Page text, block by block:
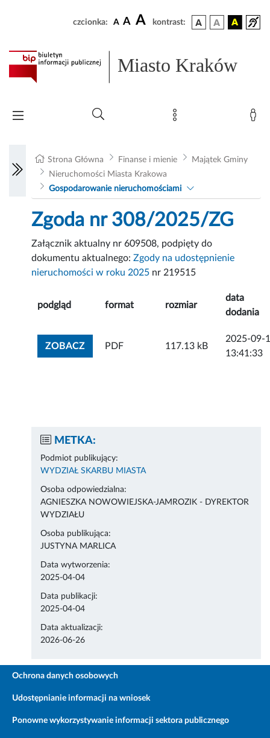
czcionka: A A A kontrast:
Miasto Kraków
Strona Główna Finanse i mienie
Majątek Gminy
Nieruchomości Miasta Krakowa
Gospodarowanie nieruchomościami
Zgoda nr 308/2025/ZG
Załącznik aktualny nr 609508, podpięty do
dokumentu aktualnego:Zgody na udostępnienie
nieruchomości w roku 2025 nr 219515
podgląd format rozmiar
data
dodania
ZOBACZZOBACZ ZAŁĄCZNIK
PDF 117.13 kB
2025-09-
13:41:33
METKA:
Podmiot publikujący:
WYDZIAŁ SKARBU MIASTA
Osoba odpowiedzialna:
AGNIESZKA NOWOWIEJSKA-JAMROZIK - DYREKTOR
WYDZIAŁU
Osoba publikująca:
JUSTYNA MARLICA
Data wytworzenia:
2025-04-04
Data publikacji:
2025-04-04
Data aktualizacji:
2026-06-26
Ochrona danych osobowych
Udostępnianie informacji na wniosek
Ponowne wykorzystywanie informacji sektora publicznego